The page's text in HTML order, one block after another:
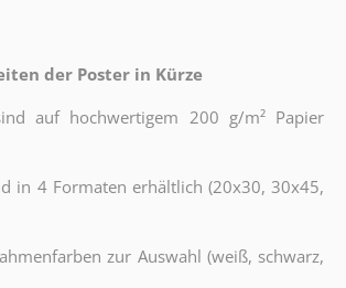
der Poster in Kürze
auf hochwertigem 200 g/m² Papier
in 4 Formaten erhältlich (20x30, 30x45,
zur Auswahl (weiß, schwarz,